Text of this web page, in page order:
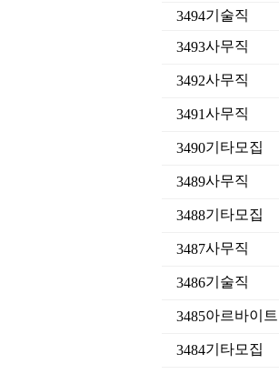
3494기술직
3493사무직
3492사무직
3491사무직
3490기타모집
3489사무직
3488기타모집
3487사무직
3486기술직
3485아르바이트
3484기타모집